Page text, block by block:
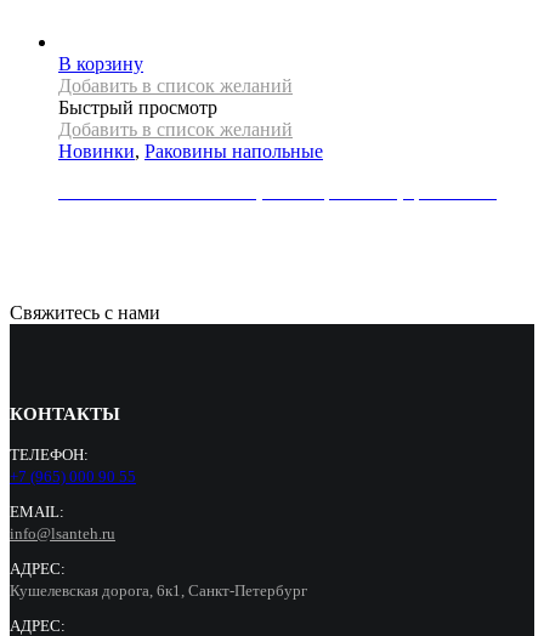
В корзину
Добавить в список желаний
Быстрый просмотр
Добавить в список желаний
Новинки, Раковины напольные
Свяжитесь с нами
КОНТАКТЫ
ТЕЛЕФОН:
+7 (965) 000 90 55
EMAIL:
info@lsanteh.ru
АДРЕС:
Кушелевская дорога, 6к1, Санкт-Петербург
АДРЕС: